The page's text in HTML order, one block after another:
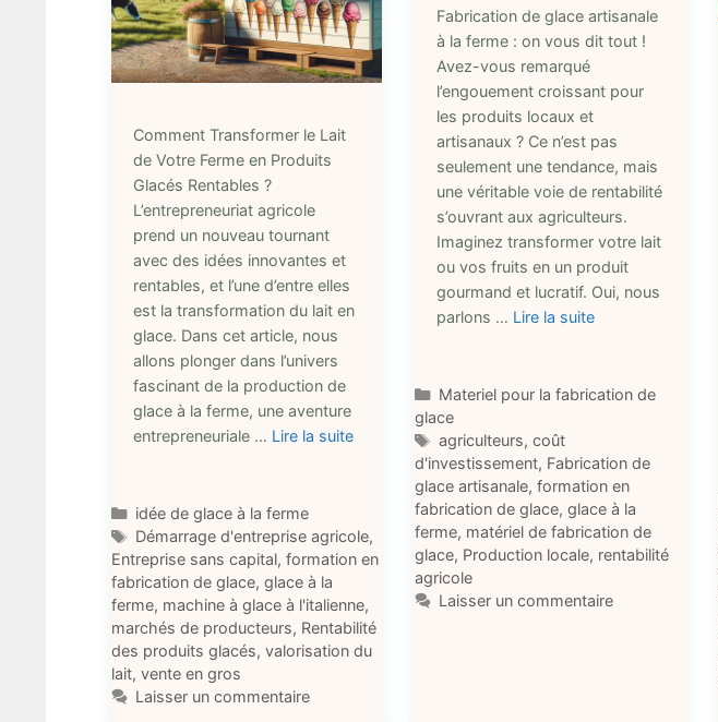
Comment Transformer le Lait
de Votre Ferme en Produits
Glacés Rentables ?
L’entrepreneuriat agricole
prend un nouveau tournant
avec des idées innovantes et
rentables, et l’une d’entre elles
est la transformation du lait en
glace. Dans cet article, nous
allons plonger dans l’univers
fascinant de la production de
glace à la ferme, une aventure
entrepreneuriale … Lire la suite
Catégories
idée de glace à la ferme
Étiquettes
Démarrage d'entreprise agricole,
Entreprise sans capital, formation en
fabrication de glace, glace à la
ferme, machine à glace à l'italienne,
marchés de producteurs, Rentabilité
des produits glacés, valorisation du
lait, vente en gros
Laisser un commentaire
Fabrication de glace artisanale
à la ferme : on vous dit tout !
Avez-vous remarqué
l’engouement croissant pour
les produits locaux et
artisanaux ? Ce n’est pas
seulement une tendance, mais
une véritable voie de rentabilité
s’ouvrant aux agriculteurs.
Imaginez transformer votre lait
ou vos fruits en un produit
gourmand et lucratif. Oui, nous
parlons … Lire la suite
Catégories
Materiel pour la fabrication de
glace
Étiquettes
agriculteurs, coût
d'investissement, Fabrication de
glace artisanale,formation en
fabrication de glace,glace à la
ferme, matériel de fabrication de
glace, Production locale, rentabilité
agricole
Laisser un commentaire